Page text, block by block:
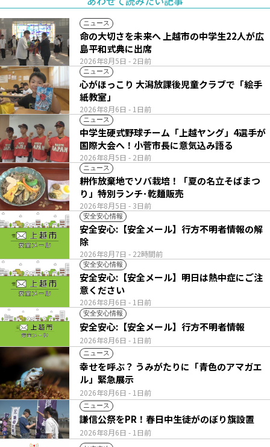
ニュース
2026年8月5日 - 2日前
命の大切さを未来へ 上越市の中学生22人が広
島平和式典に出席
ニュース
2026年8月6日 - 1日前
心がほっこり 大潟放課後児童クラブで「絵手
紙教室」
ニュース
2026年8月5日 - 2日前
中学生硬式野球チーム「上越ヤング」4選手が
国際大会へ！小菅市長に意気込み語る
ニュース
2026年8月5日 - 3日前
耕作放棄地でソバ栽培！「夏の名立そばまつ
り」特別ランチ･乾麺販売
安全安心情報
2026年8月7日 - 22時間前
安全安心:【安全メール】行方不明者情報の解
除
安全安心情報
2026年8月6日 - 1日前
安全安心:【安全メール】明日は熱中症にご注
意ください
安全安心情報
2026年8月6日 - 1日前
安全安心:【安全メール】行方不明者情報
ニュース
2026年8月6日 - 1日前
幸せを呼ぶ？ うみがたりに「青色のアマガエ
ル」緊急展示
ニュース
2026年8月6日 - 1日前
謙信公祭をPR！春日中生徒がのぼり旗設置